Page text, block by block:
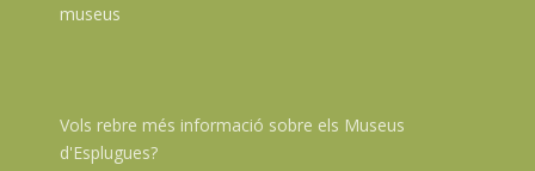
museus
Vols rebre més informació sobre els Museus
d'Esplugues?